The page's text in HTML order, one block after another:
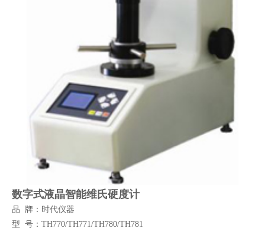
数字式液晶智能维氏硬度计
品 牌：时代仪器
型 号：TH770/TH771/TH780/TH781